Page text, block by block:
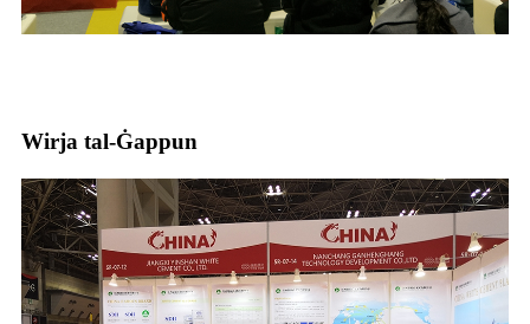
Wirja tal-Ġappun